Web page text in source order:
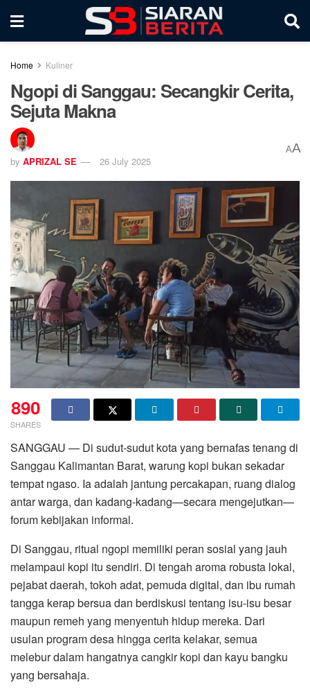
Home Kuliner
Ngopi di Sanggau: Secangkir Cerita,
Sejuta Makna
by APRIZAL SE 26 July 2025
AA
890
SHARES
SANGGAU — Di sudut-sudut kota yang bernafas tenang di
Sanggau Kalimantan Barat, warung kopi bukan sekadar
tempat ngaso. Ia adalah jantung percakapan, ruang dialog
antar warga, dan kadang-kadang—secara mengejutkan—
forum kebijakan informal.
Di Sanggau, ritual ngopi memiliki peran sosial yang jauh
melampaui kopi itu sendiri. Di tengah aroma robusta lokal,
pejabat daerah, tokoh adat, pemuda digital, dan ibu rumah
tangga kerap bersua dan berdiskusi tentang isu-isu besar
maupun remeh yang menyentuh hidup mereka. Dari
usulan program desa hingga cerita kelakar, semua
melebur dalam hangatnya cangkir kopi dan kayu bangku
yang bersahaja.